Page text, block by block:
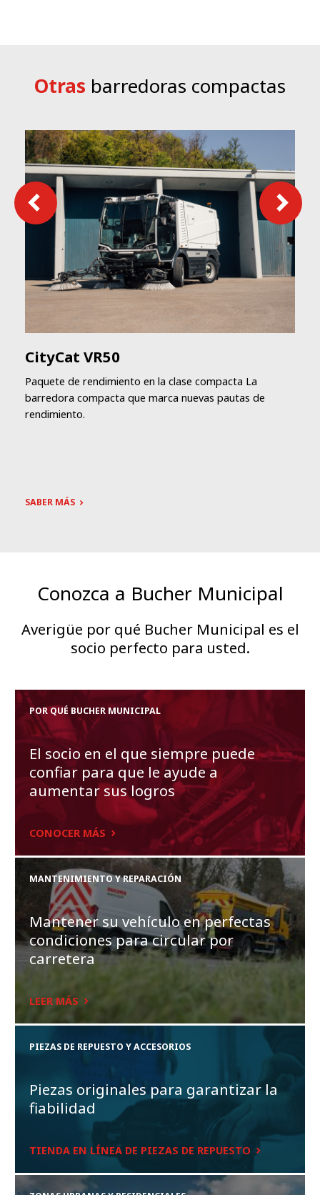
Otras barredoras compactas
CityCat VR50
Paquete de rendimiento en la clase compacta La
barredora compacta que marca nuevas pautas de
rendimiento.
SABER MÁS
Conozca a Bucher Municipal
Averigüe por qué Bucher Municipal es el
socio perfecto para usted.
POR QUÉ BUCHER MUNICIPAL
El socio en el que siempre puede
confiar para que le ayude a
aumentar sus logros
CONOCER MÁS
MANTENIMIENTO Y REPARACIÓN
Mantener su vehículo en perfectas
condiciones para circular por
carretera
LEER MÁS
PIEZAS DE REPUESTO Y ACCESORIOS
Piezas originales para garantizar la
fiabilidad
TIENDA EN LÍNEA DE PIEZAS DE REPUESTO